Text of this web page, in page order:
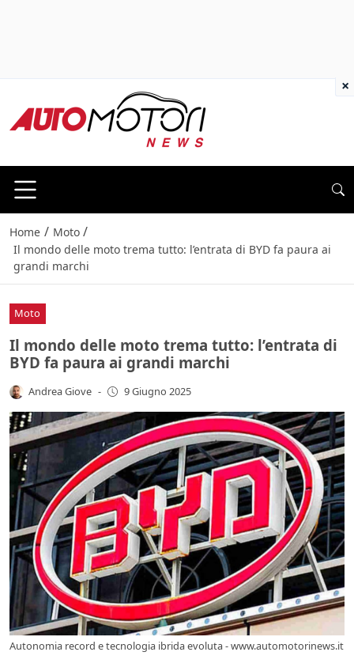
Home / Moto /
Il mondo delle moto trema tutto: l’entrata di BYD fa paura ai
grandi marchi
Moto
Il mondo delle moto trema tutto: l’entrata di
BYD fa paura ai grandi marchi
Andrea Giove - 9 Giugno 2025
Autonomia record e tecnologia ibrida evoluta - www.automotorinews.it
×